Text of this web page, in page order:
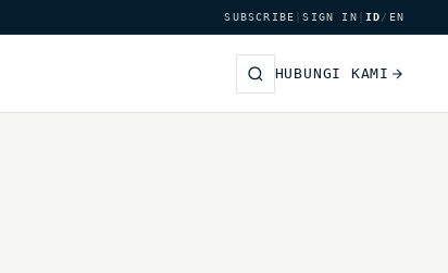
SUBSCRIBE |SIGN IN ID/ EN
HUBUNGI KAMI